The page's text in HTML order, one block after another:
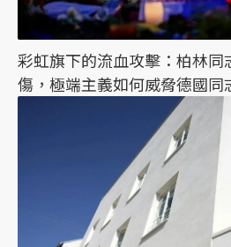
彩虹旗下的流血攻擊：柏林同
傷，極端主義如何威脅德國同